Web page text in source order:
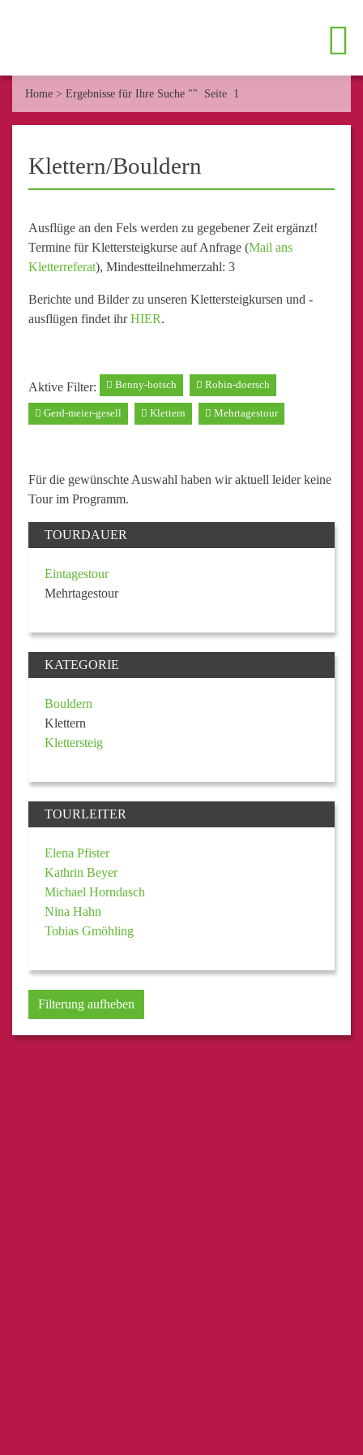
Home > Ergebnisse für Ihre Suche "" Seite 1
Klettern/Bouldern
Ausflüge an den Fels werden zu gegebener Zeit ergänzt!
Termine für Klettersteigkurse auf Anfrage (Mail ans
Kletterreferat), Mindestteilnehmerzahl: 3
Berichte und Bilder zu unseren Klettersteigkursen und -
ausflügen findet ihrHIER.
Aktive Filter: Benny-botsch Robin-doersch
Gerd-meier-gesell Klettern Mehrtagestour
Für die gewünschte Auswahl haben wir aktuell leider keine
Tour im Programm.
TOURDAUER
Eintagestour
Mehrtagestour
KATEGORIE
Bouldern
Klettern
Klettersteig
TOURLEITER
Elena Pfister
Kathrin Beyer
Michael Horndasch
Nina Hahn
Tobias Gmöhling
Filterung aufheben